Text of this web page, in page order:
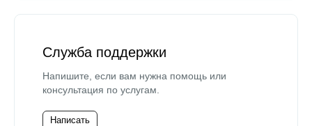
Служба поддержки
Напишите, если вам нужна помощь или
консультация по услугам.
Написать